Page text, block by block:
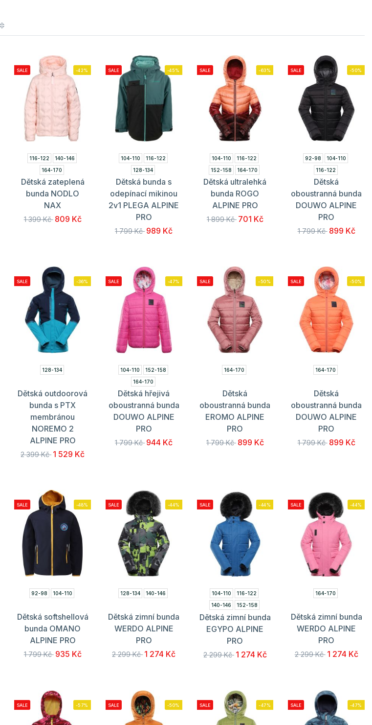
SALE -42%
116-122
140-146
164-170
Dětská zateplená
bunda NODLO
NAX
1 399 Kč 809 Kč
SALE -45%
104-110
116-122
128-134
Dětská bunda s
odepínací mikinou
2v1 PLEGA ALPINE
PRO
1 799 Kč 989 Kč
SALE -63%
104-110
116-122
152-158
164-170
Dětská ultralehká
bunda ROGO
ALPINE PRO
1 899 Kč 701 Kč
SALE -50%
92-98
104-110
116-122
Dětská
oboustranná bunda
DOUWO ALPINE
PRO
1 799 Kč 899 Kč
SALE -36%
128-134
Dětská outdoorová
bunda s PTX
membránou
NOREMO 2
ALPINE PRO
2 399 Kč 1 529 Kč
SALE -47%
104-110
152-158
164-170
Dětská hřejivá
oboustranná bunda
DOUWO ALPINE
PRO
1 799 Kč 944 Kč
SALE -50%
164-170
Dětská
oboustranná bunda
EROMO ALPINE
PRO
1 799 Kč 899 Kč
SALE -50%
164-170
Dětská
oboustranná bunda
DOUWO ALPINE
PRO
1 799 Kč 899 Kč
SALE -48%
92-98 104-110
Dětská softshellová
bunda OMANO
ALPINE PRO
1 799 Kč 935 Kč
SALE -44%
128-134 140-146
Dětská zimní bunda
WERDO ALPINE
PRO
2 299 Kč 1 274 Kč
SALE -44%
104-110
116-122
140-146
152-158
164-170
Dětská zimní bunda
EGYPO ALPINE
PRO
2 299 Kč 1 274 Kč
SALE -44%
164-170
Dětská zimní bunda
WERDO ALPINE
PRO
2 299 Kč 1 274 Kč
SALE -57% SALE -50% SALE -47% SALE -47%